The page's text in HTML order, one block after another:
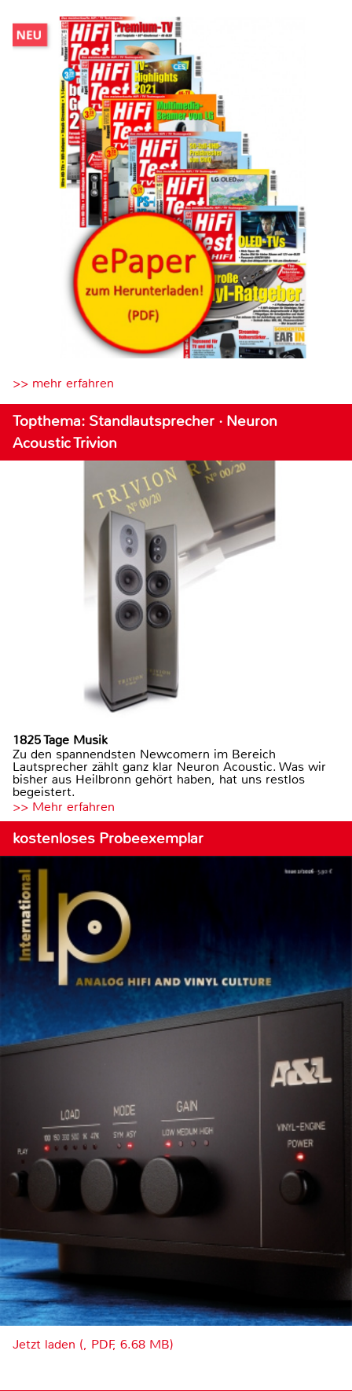
>> mehr erfahren
Topthema: Standlautsprecher · Neuron
Acoustic Trivion
1825 Tage Musik
Zu den spannendsten Newcomern im Bereich
Lautsprecher zählt ganz klar Neuron Acoustic. Was wir
bisher aus Heilbronn gehört haben, hat uns restlos
begeistert.
>> Mehr erfahren
kostenloses Probeexemplar
Jetzt laden (, PDF, 6.68 MB)